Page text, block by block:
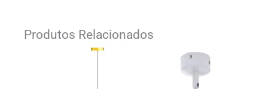
Produtos Relacionados